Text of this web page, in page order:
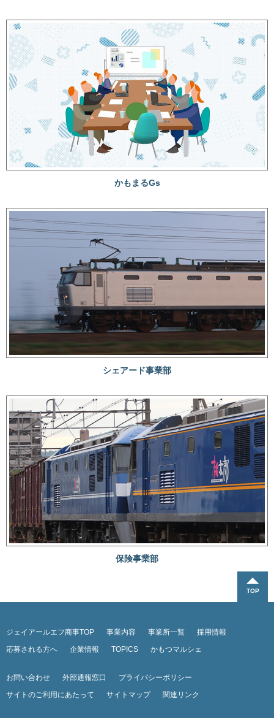
かもまるGs
シェアード事業部
保険事業部
ジェイアールエフ商事TOP 事業内容 事業所一覧
採用情報
応募される方へ
企業情報 TOPICS かもつマルシェ
お問い合わせ 外部通報窓口
プライバシーポリシー
サイトのご利用にあたって
サイトマップ 関連リンク